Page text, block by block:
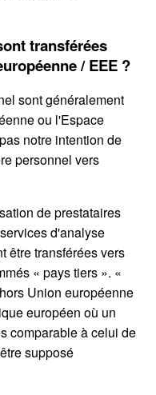
transférées
/ EEE ?
sont généralement
ou l'Espace
notre intention de
personnel vers
de prestataires
d'analyse
être transférées vers
« pays tiers ». «
Union européenne
européen où un
comparable à celui de
supposé